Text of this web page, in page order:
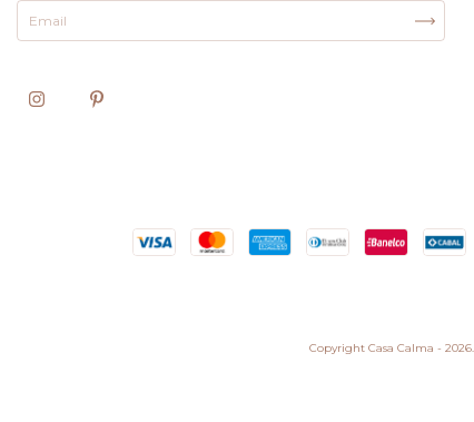
Copyright Casa Calma - 2026.